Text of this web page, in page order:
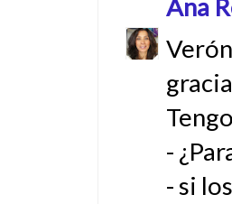
Ana
-
- si